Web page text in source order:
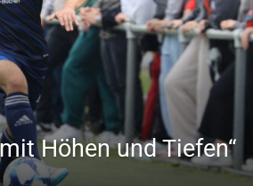
Höhen und Tiefen“